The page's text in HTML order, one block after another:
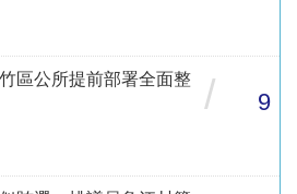
區公所提前部署全面整
/ 9